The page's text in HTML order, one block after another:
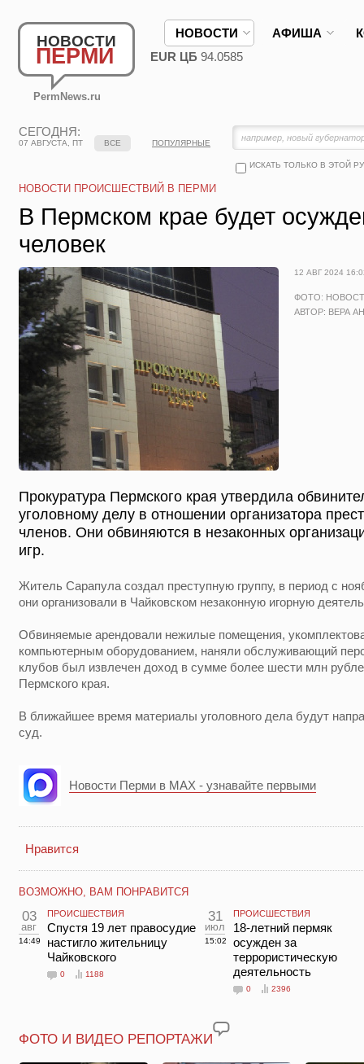
НОВОСТИ
ПЕРМИ
PermNews.ru
НОВОСТИ АФИША
EUR ЦБ 94.0585
СЕГОДНЯ:
07 АВГУСТА, ПТ
ИСКАТЬ ТОЛЬКО В ЭТОЙ
ВСЕ ПОПУЛЯРНЫЕ
НОВОСТИ ПРОИСШЕСТВИЙ В ПЕРМИ
В Пермском крае будет
человек
12 АВГ 2024
ФОТО:
АВТОР: ВЕРА
Прокуратура Пермского края утвердила
уголовному делу в отношении организатора
членов. Они обвиняются в незаконных
игр.
Житель Сарапула создал преступную группу, в период с
они организовали в Чайковском незаконную игорную
Обвиняемые арендовали нежилые помещения,
компьютерным оборудованием, наняли обслуживающий
клубов был извлечен доход в сумме более шести млн
Пермского края.
В ближайшее время материалы уголовного дела будут
суд.
Новости Перми в MAX - узнавайте первыми
Нравится
ВОЗМОЖНО, ВАМ ПОНРАВИТСЯ
03
авг
14:49
ПРОИСШЕСТВИЯ
Спустя 19 лет правосудие
настигло жительницу
Чайковского
0 1188
31
июл
15:02
ПРОИСШЕСТВИЯ
18-летний пермяк
осужден за
террористическую
деятельность
0 2396
ФОТО И ВИДЕО РЕПОРТАЖИ